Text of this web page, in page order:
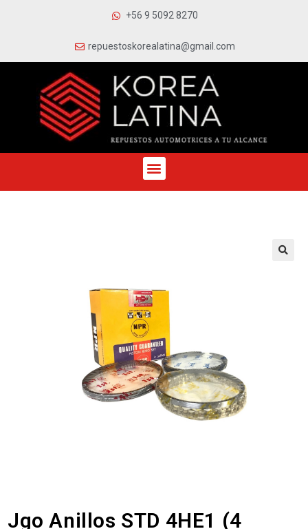
+56 9 5092 8270
repuestoskorealatina@gmail.com
Jgo Anillos STD 4HE1 (4